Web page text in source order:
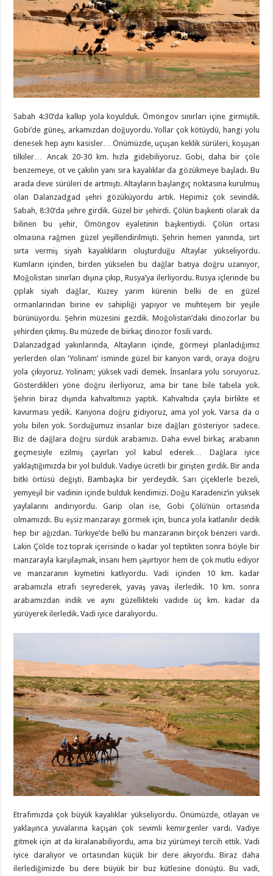
Sabah 4:30’da kalkıp yola koyulduk. Ömöngov sınırları içine girmiştik.
Gobi’de güneş, arkamızdan doğuyordu. Yollar çok kötüydü, hangi yolu
denesek hep aynı kasisler… Önümüzde, uçuşan keklik sürüleri, koşuşan
tilkiler… Ancak 20-30 km. hızla gidebiliyoruz. Gobi, daha bir çöle
benzemeye, ot ve çakılın yanı sıra kayalıklar da gözükmeye başladı. Bu
arada deve sürüleri de artmıştı. Altayların başlangıç noktasına kurulmuş
olan Dalanzadgad şehri gözüküyordu artık. Hepimiz çok sevindik.
Sabah, 8:30’da şehre girdik. Güzel bir şehirdi. Çölün başkenti olarak da
bilinen bu şehir, Ömöngov eyaletinin başkentiydi. Çölün ortası
olmasına rağmen güzel yeşillendirilmişti. Şehrin hemen yanında, sırt
sırta vermiş siyah kayalıkların oluşturduğu Altaylar yükseliyordu.
Kumların içinden, birden yükselen bu dağlar batıya doğru uzanıyor,
Moğolistan sınırları dışına çıkıp, Rusya’ya ilerliyordu. Rusya içlerinde bu
çıplak siyah dağlar, Kuzey yarım kürenin belki de en güzel
ormanlarından birine ev sahipliği yapıyor ve muhteşem bir yeşile
bürünüyordu. Şehrin müzesini gezdik. Moğolistan’daki dinozorlar bu
şehirden çıkmış. Bu müzede de birkaç dinozor fosili vardı.
Dalanzadgad yakınlarında, Altayların içinde, görmeyi planladığımız
yerlerden olan ‘Yolinam’ isminde güzel bir kanyon vardı, oraya doğru
yola çıkıyoruz. Yolinam; yüksek vadi demek. İnsanlara yolu soruyoruz.
Gösterdikleri yöne doğru ilerliyoruz, ama bir tane bile tabela yok.
Şehrin biraz dışında kahvaltımızı yaptık. Kahvaltıda çayla birlikte et
kavurması yedik. Kanyona doğru gidiyoruz, ama yol yok. Varsa da o
yolu bilen yok. Sorduğumuz insanlar bize dağları gösteriyor sadece.
Biz de dağlara doğru sürdük arabamızı. Daha evvel birkaç arabanın
geçmesiyle ezilmiş çayırları yol kabul ederek… Dağlara iyice
yaklaştığımızda bir yol bulduk. Vadiye ücretli bir girişten girdik. Bir anda
bitki örtüsü değişti. Bambaşka bir yerdeydik. Sarı çiçeklerle bezeli,
yemyeşil bir vadinin içinde bulduk kendimizi. Doğu Karadeniz’in yüksek
yaylalarını andırıyordu. Garip olan ise, Gobi Çölü’nün ortasında
olmamızdı. Bu eşsiz manzarayı görmek için, bunca yola katlanılır dedik
hep bir ağızdan. Türkiye’de belki bu manzaranın birçok benzeri vardı.
Lakin Çölde toz toprak içerisinde o kadar yol teptikten sonra böyle bir
manzarayla karşılaşmak, insanı hem şaşırtıyor hem de çok mutlu ediyor
ve manzaranın kıymetini katlıyordu. Vadi içinden 10 km. kadar
arabamızla etrafı seyrederek, yavaş yavaş ilerledik. 10 km. sonra
arabamızdan indik ve aynı güzellikteki vadide üç km. kadar da
yürüyerek ilerledik. Vadi iyice daralıyordu.
Etrafımızda çok büyük kayalıklar yükseliyordu. Önümüzde, otlayan ve
yaklaşınca yuvalarına kaçışan çok sevimli kemirgenler vardı. Vadiye
gitmek için at da kiralanabiliyordu, ama biz yürümeyi tercih ettik. Vadi
iyice daralıyor ve ortasından küçük bir dere akıyordu. Biraz daha
ilerlediğimizde bu dere büyük bir buz kütlesine dönüştü. Bu vadi,